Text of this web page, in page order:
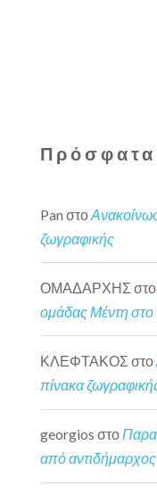
Πρόσφατα
Pan στο
ζωγραφικής
ΟΜΑΔΑΡΧΗΣ στο
ομάδας Μέντη
ΚΛΕΦΤΑΚΟΣ στο
πίνακα
georgios στο
από